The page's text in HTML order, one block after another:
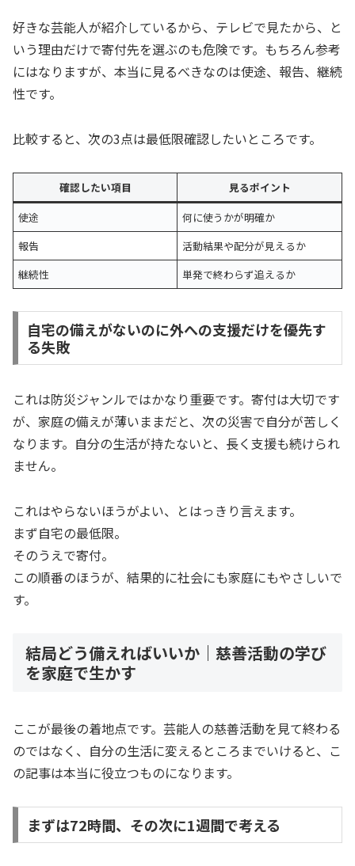
好きな芸能人が紹介しているから、テレビで見たから、と
いう理由だけで寄付先を選ぶのも危険です。もちろん参考
にはなりますが、本当に見るべきなのは使途、報告、継続
性です。
比較すると、次の3点は最低限確認したいところです。
確認したい項目
見るポイント
使途
何に使うかが明確か
報告
活動結果や配分が見えるか
継続性
単発で終わらず追えるか
自宅の備えがないのに外への支援だけを優先す
る失敗
これは防災ジャンルではかなり重要です。寄付は大切です
が、家庭の備えが薄いままだと、次の災害で自分が苦しく
なります。自分の生活が持たないと、長く支援も続けられ
ません。
これはやらないほうがよい、とはっきり言えます。
まず自宅の最低限。
そのうえで寄付。
この順番のほうが、結果的に社会にも家庭にもやさしいで
す。
結局どう備えればいいか｜慈善活動の学び
を家庭で生かす
ここが最後の着地点です。芸能人の慈善活動を見て終わる
のではなく、自分の生活に変えるところまでいけると、こ
の記事は本当に役立つものになります。
まずは72時間、その次に1週間で考える